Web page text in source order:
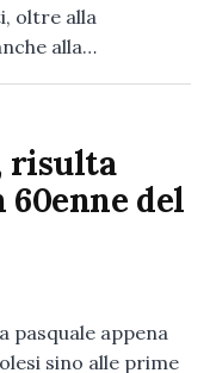
oltre alla
alla…
risulta
del
pasquale appena
sino alle prime